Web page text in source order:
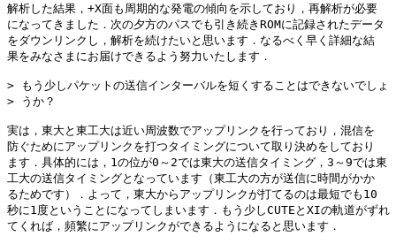
解析した結果，+X面も周期的な発電の傾向を示しており，再解析が必要
になってきました．次の夕方のパスでも引き続きROMに記録されたデータ
をダウンリンクし，解析を続けたいと思います．なるべく早く詳細な結
果をみなさまにお届けできるよう努力いたします．
> もう少しパケットの送信インターバルを短くすることはできないでしょ
> うか？
実は，東大と東工大は近い周波数でアップリンクを行っており，混信を
防ぐためにアップリンクを打つタイミングについて取り決めをしており
ます．具体的には，1の位が0～2では東大の送信タイミング，3～9では東
工大の送信タイミングとなっています（東工大の方が送信に時間がかか
るためです）．よって，東大からアップリンクが打てるのは最短でも10
秒に1度ということになってしまいます．もう少しCUTEとXIの軌道がずれ
てくれば，頻繁にアップリンクができるようになると思います．